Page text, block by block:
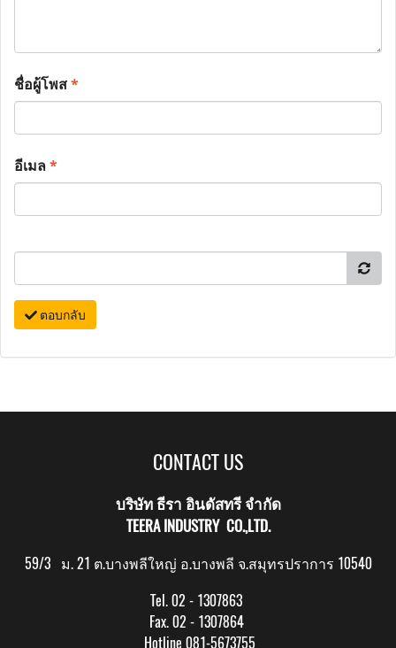
ชื่อผู้โพส*
อีเมล*
ตอบกลับ
CONTACT US
บริษัท ธีรา อินดัสทรี จำกัด
TEERA INDUSTRY CO.,LTD.
59/3 ม. 21 ต.บางพลีใหญ่ อ.บางพลี จ.สมุทรปราการ 10540
Tel. 02 - 1307863
Fax. 02 - 1307864
Hotline 081-5673755